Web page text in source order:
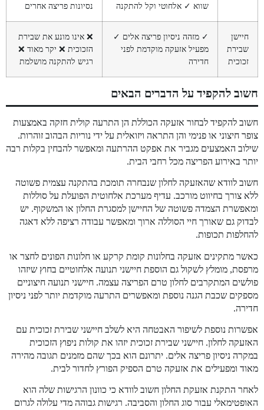
שווא ✓ אלחוטי וקל להתקנה
נסיונות פריצה אחרים
חיישן
שבירת
זכוכית
✓ מזהה ניסיון פריצה אלים ✓
מפעיל אזעקה מוקדמת לפני
חדירה
❌ אינו מונע את שבירת
הזכוכית ❌ יקר מאוד ❌
רגיש להתקנה מושלמת
חשוב להקפיד על הדברים הבאים
חשוב להקפיד לבחור אזעקה הכוללת הן התרעה קולית חזקה באמצעות
צופר חיצוני או פנימי והן התראה ויזואלית על ידי נוריות הבהוב זוהרות.
שילוב האמצעים מגביר את אפקט ההרתעה ומאפשר להבחין בקלות רבה
יותר באירוע הפריצה מכל רחבי הבית.
חשוב לוודא שהאזעקה לחלון שנבחרה תומכת בהתקנה עצמית פשוטה
ללא צורך בחיווט מורכב. עדיף מערכת אלחוטית הפועלת על סוללות
ומאפשרת הצמדה פשוטה של החיישן למסגרת החלון או המשקוף. יש
לבדוק גם שאורך חיי הסוללה ארוך ומאפשר עבודה רציפה ללא דאגה
להחלפות תכופות.
כאשר מתקינים אזעקה בחלונות קומת קרקע או חלונות הפונים לחצר או
מרפסת, מומלץ לשקול גם הוספת חיישני תנועה אלחוטיים בחוץ שיזהו
פולשים המתקרבים לחלון טרם הפריצה עצמה. חיישני תנועה חיצוניים
מספקים שכבת הגנה נוספת ומאפשרים התרעה מוקדמת יותר לפני ניסיון
חדירה.
אפשרות נוספת לשיפור האבטחה היא לשלב חיישני שבירת זכוכית עם
האזעקה לחלון. חיישני שבירת זכוכית יזהו את קולות ניפוץ הזכוכית
במקרה ניסיון פריצה אלים. יתרונם הוא בכך שהם מזמנים תגובה מהירה
מאוד ומפעילים את אזעקה טרם הספיק הפורץ לחדור לבית.
לאחר התקנת אזעקת החלון חשוב לוודא כי כוונון הרגישות שלה הוא
האופטימאלי עבור סוג החלון והסביבה. רגישות גבוהה מדי עלולה לגרום